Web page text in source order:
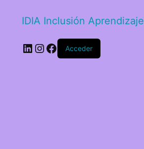
IDIA Inclusión Aprendizaje
Acceder